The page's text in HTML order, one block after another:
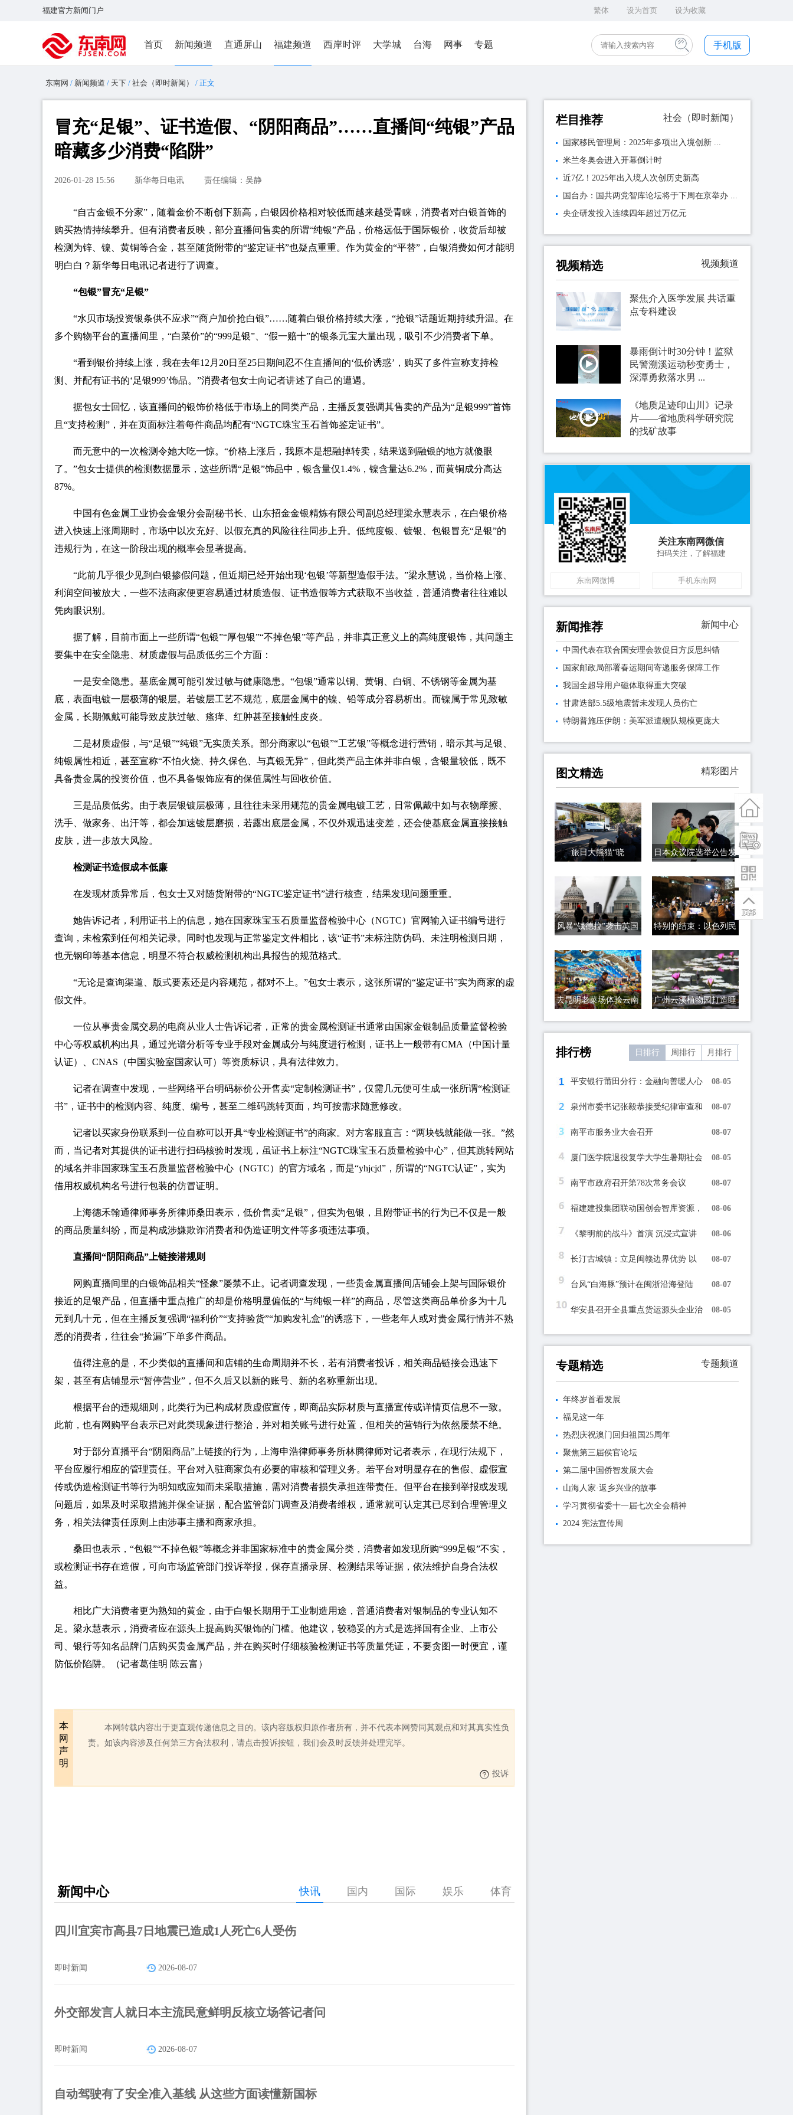
福建官方新闻门户 繁体 设为首页 设为收藏
首页 新闻频道 直通屏山 福建频道 西岸时评 大学城 台海 网事 专题 手机版
东南网 / 新闻频道 / 天下 / 社会（即时新闻） / 正文
冒充“足银”、证书造假、“阴阳商品”……直播间“纯银”产品
暗藏多少消费“陷阱”
2026-01-28 15:56 新华每日电讯 责任编辑：吴静
“自古金银不分家”，随着金价不断创下新高，白银因价格相对较低而越来越受青睐，消费者对白银首饰的
购买热情持续攀升。但有消费者反映，部分直播间售卖的所谓“纯银”产品，价格远低于国际银价，收货后却被
检测为锌、镍、黄铜等合金，甚至随货附带的“鉴定证书”也疑点重重。作为黄金的“平替”，白银消费如何才能明
明白白？新华每日电讯记者进行了调查。
“包银”冒充“足银”
“水贝市场投资银条供不应求”“商户加价抢白银”……随着白银价格持续大涨，“抢银”话题近期持续升温。在
多个购物平台的直播间里，“白菜价”的“999足银”、“假一赔十”的银条元宝大量出现，吸引不少消费者下单。
“看到银价持续上涨，我在去年12月20日至25日期间忍不住直播间的‘低价诱惑’，购买了多件宣称支持检
测、并配有证书的‘足银999’饰品。”消费者包女士向记者讲述了自己的遭遇。
据包女士回忆，该直播间的银饰价格低于市场上的同类产品，主播反复强调其售卖的产品为“足银999”首饰
且“支持检测”，并在页面标注着每件商品均配有“NGTC珠宝玉石首饰鉴定证书”。
而无意中的一次检测令她大吃一惊。“价格上涨后，我原本是想融掉转卖，结果送到融银的地方就傻眼
了。”包女士提供的检测数据显示，这些所谓“足银”饰品中，银含量仅1.4%，镍含量达6.2%，而黄铜成分高达
87%。
中国有色金属工业协会金银分会副秘书长、山东招金金银精炼有限公司副总经理梁永慧表示，在白银价格
进入快速上涨周期时，市场中以次充好、以假充真的风险往往同步上升。低纯度银、镀银、包银冒充“足银”的
违规行为，在这一阶段出现的概率会显著提高。
“此前几乎很少见到白银掺假问题，但近期已经开始出现‘包银’等新型造假手法。”梁永慧说，当价格上涨、
利润空间被放大，一些不法商家便更容易通过材质造假、证书造假等方式获取不当收益，普通消费者往往难以
凭肉眼识别。
据了解，目前市面上一些所谓“包银”“厚包银”“不掉色银”等产品，并非真正意义上的高纯度银饰，其问题主
要集中在安全隐患、材质虚假与品质低劣三个方面：
一是安全隐患。基底金属可能引发过敏与健康隐患。“包银”通常以铜、黄铜、白铜、不锈钢等金属为基
底，表面电镀一层极薄的银层。若镀层工艺不规范，底层金属中的镍、铅等成分容易析出。而镍属于常见致敏
金属，长期佩戴可能导致皮肤过敏、瘙痒、红肿甚至接触性皮炎。
二是材质虚假，与“足银”“纯银”无实质关系。部分商家以“包银”“工艺银”等概念进行营销，暗示其与足银、
纯银属性相近，甚至宣称“不怕火烧、持久保色、与真银无异”，但此类产品主体并非白银，含银量较低，既不
具备贵金属的投资价值，也不具备银饰应有的保值属性与回收价值。
三是品质低劣。由于表层银镀层极薄，且往往未采用规范的贵金属电镀工艺，日常佩戴中如与衣物摩擦、
洗手、做家务、出汗等，都会加速镀层磨损，若露出底层金属，不仅外观迅速变差，还会使基底金属直接接触
皮肤，进一步放大风险。
检测证书造假成本低廉
在发现材质异常后，包女士又对随货附带的“NGTC鉴定证书”进行核查，结果发现问题重重。
她告诉记者，利用证书上的信息，她在国家珠宝玉石质量监督检验中心（NGTC）官网输入证书编号进行
查询，未检索到任何相关记录。同时也发现与正常鉴定文件相比，该“证书”未标注防伪码、未注明检测日期，
也无钢印等基本信息，明显不符合权威检测机构出具报告的规范格式。
“无论是查询渠道、版式要素还是内容规范，都对不上。”包女士表示，这张所谓的“鉴定证书”实为商家的虚
假文件。
一位从事贵金属交易的电商从业人士告诉记者，正常的贵金属检测证书通常由国家金银制品质量监督检验
中心等权威机构出具，通过光谱分析等专业手段对金属成分与纯度进行检测，证书上一般带有CMA（中国计量
认证）、CNAS（中国实验室国家认可）等资质标识，具有法律效力。
记者在调查中发现，一些网络平台明码标价公开售卖“定制检测证书”，仅需几元便可生成一张所谓“检测证
书”，证书中的检测内容、纯度、编号，甚至二维码跳转页面，均可按需求随意修改。
记者以买家身份联系到一位自称可以开具“专业检测证书”的商家。对方客服直言：“两块钱就能做一张。”然
而，当记者对其提供的证书进行扫码核验时发现，虽证书上标注“NGTC珠宝玉石质量检验中心”，但其跳转网站
的域名并非国家珠宝玉石质量监督检验中心（NGTC）的官方域名，而是“yhjcjd”，所谓的“NGTC认证”，实为
借用权威机构名号进行包装的仿冒证明。
上海德禾翰通律师事务所律师桑田表示，低价售卖“足银”，但实为包银，且附带证书的行为已不仅是一般
的商品质量纠纷，而是构成涉嫌欺诈消费者和伪造证明文件等多项违法事项。
直播间“阴阳商品”上链接潜规则
网购直播间里的白银饰品相关“怪象”屡禁不止。记者调查发现，一些贵金属直播间店铺会上架与国际银价
接近的足银产品，但直播中重点推广的却是价格明显偏低的“与纯银一样”的商品，尽管这类商品单价多为十几
元到几十元，但在主播反复强调“福利价”“支持验货”“加购发礼盒”的诱惑下，一些老年人或对贵金属行情并不熟
悉的消费者，往往会“捡漏”下单多件商品。
值得注意的是，不少类似的直播间和店铺的生命周期并不长，若有消费者投诉，相关商品链接会迅速下
架，甚至有店铺显示“暂停营业”，但不久后又以新的账号、新的名称重新出现。
根据平台的违规细则，此类行为已构成材质虚假宣传，即商品实际材质与直播宣传或详情页信息不一致。
此前，也有网购平台表示已对此类现象进行整治，并对相关账号进行处置，但相关的营销行为依然屡禁不绝。
对于部分直播平台“阴阳商品”上链接的行为，上海申浩律师事务所林腾律师对记者表示，在现行法规下，
平台应履行相应的管理责任。平台对入驻商家负有必要的审核和管理义务。若平台对明显存在的售假、虚假宣
传或伪造检测证书等行为明知或应知而未采取措施，需对消费者损失承担连带责任。但平台在接到举报或发现
问题后，如果及时采取措施并保全证据，配合监管部门调查及消费者维权，通常就可认定其已尽到合理管理义
务，相关法律责任原则上由涉事主播和商家承担。
桑田也表示，“包银”“不掉色银”等概念并非国家标准中的贵金属分类，消费者如发现所购“999足银”不实，
或检测证书存在造假，可向市场监管部门投诉举报，保存直播录屏、检测结果等证据，依法维护自身合法权
益。
相比广大消费者更为熟知的黄金，由于白银长期用于工业制造用途，普通消费者对银制品的专业认知不
足。梁永慧表示，消费者应在源头上提高购买银饰的门槛。他建议，较稳妥的方式是选择国有企业、上市公
司、银行等知名品牌门店购买贵金属产品，并在购买时仔细核验检测证书等质量凭证，不要贪图一时便宜，谨
防低价陷阱。（记者葛佳明 陈云富）
本
网
声
明
本网转载内容出于更直观传递信息之目的。该内容版权归原作者所有，并不代表本网赞同其观点和对其真实性负
责。如该内容涉及任何第三方合法权利，请点击投诉按钮，我们会及时反馈并处理完毕。
投诉
新闻中心 快讯 国内 国际 娱乐 体育
四川宜宾市高县7日地震已造成1人死亡6人受伤
即时新闻 2026-08-07
外交部发言人就日本主流民意鲜明反核立场答记者问
即时新闻 2026-08-07
自动驾驶有了安全准入基线 从这些方面读懂新国标
栏目推荐 社会（即时新闻）
国家移民管理局：2025年多项出入境创新 ...
米兰冬奥会进入开幕倒计时
近7亿！2025年出入境人次创历史新高
国台办：国共两党智库论坛将于下周在京举办 ...
央企研发投入连续四年超过万亿元
视频精选 视频频道
聚焦介入医学发展 共话重
点专科建设
暴雨倒计时30分钟！监狱
民警溯溪运动秒变勇士，
深潭勇救落水男 ...
《地质足迹印山川》记录
片——省地质科学研究院
的找矿故事
关注东南网微信
扫码关注，了解福建
东南网微博 手机东南网
新闻推荐 新闻中心
中国代表在联合国安理会敦促日方反思纠错
国家邮政局部署春运期间寄递服务保障工作
我国全超导用户磁体取得重大突破
甘肃迭部5.5级地震暂未发现人员伤亡
特朗普施压伊朗：美军派遣舰队规模更庞大
图文精选 精彩图片
旅日大熊猫“晓
日本众议院选举公告发
风暴“钱德拉”袭击英国
特别的结束：以色列民
去昆明老菜场体验云南
广州云溪植物园打造睡
排行榜 日排行 周排行 月排行
平安银行莆田分行：金融向善暖人心 08-05
泉州市委书记张毅恭接受纪律审查和 08-07
南平市服务业大会召开 08-07
厦门医学院退役复学大学生暑期社会 08-05
南平市政府召开第78次常务会议 08-07
福建建投集团联动国创会智库资源， 08-06
《黎明前的战斗》首演 沉浸式宣讲 08-06
长汀古城镇：立足闽赣边界优势 以 08-07
台风“白海豚”预计在闽浙沿海登陆 08-07
华安县召开全县重点货运源头企业治 08-05
专题精选 专题频道
年终岁首看发展
福见这一年
热烈庆祝澳门回归祖国25周年
聚焦第三届侯官论坛
第二届中国侨智发展大会
山海人家·返乡兴业的故事
学习贯彻省委十一届七次全会精神
2024 宪法宣传周